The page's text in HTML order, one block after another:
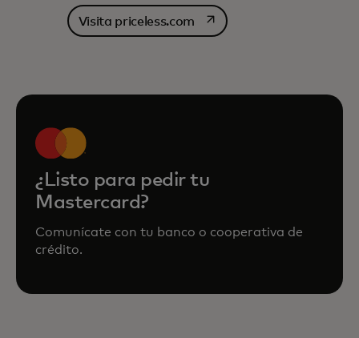
Visita priceless.com se abre en una pestaña
¿Listo para pedir tu
Mastercard?
Comunícate con tu banco o cooperativa de
crédito.